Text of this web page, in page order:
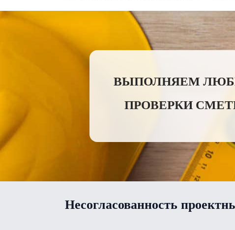
ВЫПОЛНЯЕМ
ПРОВЕРКИ
Несогласованность